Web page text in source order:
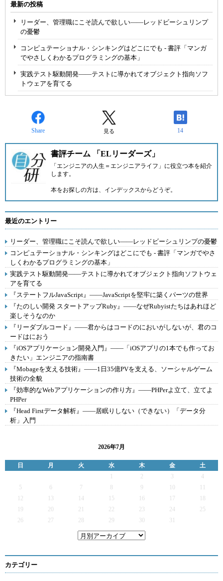
最新の投稿
リーダー、管理職にこそ読んで欲しい――レッドビーシュリンプ
の憂鬱
コンピュテーショナル・シンキングはどこにでも - 書評「マンガ
でやさしくわかるプログラミングの基本」
実践テスト駆動開発――テストに導かれてオブジェクト指向ソフ
トウェアを育てる
Share 見る 14
書評チーム 「ELリーダーズ」
「エンジニアの人生＝エンジニアライフ」に役立つ本を紹介
します。
本をお探しの方は、 インデックスからどうぞ。
最近のエントリー
リーダー、管理職にこそ読んで欲しい――レッドビーシュリンプの憂鬱
コンピュテーショナル・シンキングはどこにでも - 書評「マンガでやさ
しくわかるプログラミングの基本」
実践テスト駆動開発――テストに導かれてオブジェクト指向ソフトウェ
アを育てる
『ステートフルJavaScript』――JavaScriptを堅牢に築くパーツの世界
『たのしい開発 スタートアップRuby』――なぜRubyistたちはあれほど
楽しそうなのか
『リーダブルコード』――君からはコードのにおいがしないが、君のコ
ードはにおう
『iOSアプリケーション開発入門』――「iOSアプリの1本でも作ってお
きたい」エンジニアの指南書
『Mobageを支える技術』――1日35億PVを支える、ソーシャルゲーム
技術の全貌
『効率的なWebアプリケーションの作り方』――PHPerよ立て、立てよ
PHPer
『Head Firstデータ解析』――居眠りしない（できない）「データ分
析」入門
2026年7月
日 月 火 水 木 金
土
2 3
4
5
6 7 9
12
13 14 15 16 17
19
20 21 22 23 24
25
26
27 28 29 30 31
カテゴリー